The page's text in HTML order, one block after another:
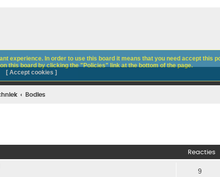
Bodies
Reacties
9
experience. In order to use this board it means that you need accept this
this board by clicking the "Policies" link at the bottom of the page.
[ Accept cookies ]